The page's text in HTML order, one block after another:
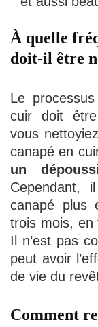
À quelle
doit-il être
Le
cuir doit
vous
canapé en
un
Cependant,
canapé plus
trois mois, en
Il n’est pas
peut avoir
de vie du
Comment